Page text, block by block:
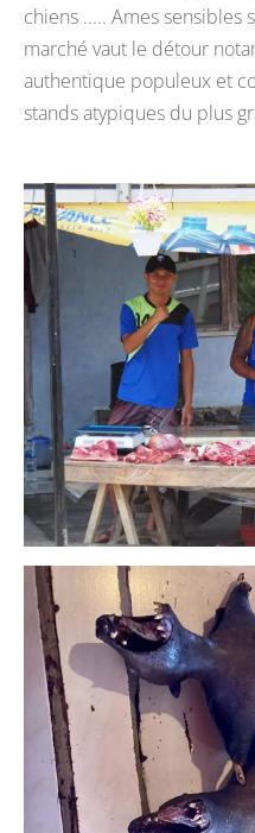
chiens ..... Ames sensibles
marché vaut le détour
authentique populeux et
stands atypiques du plus